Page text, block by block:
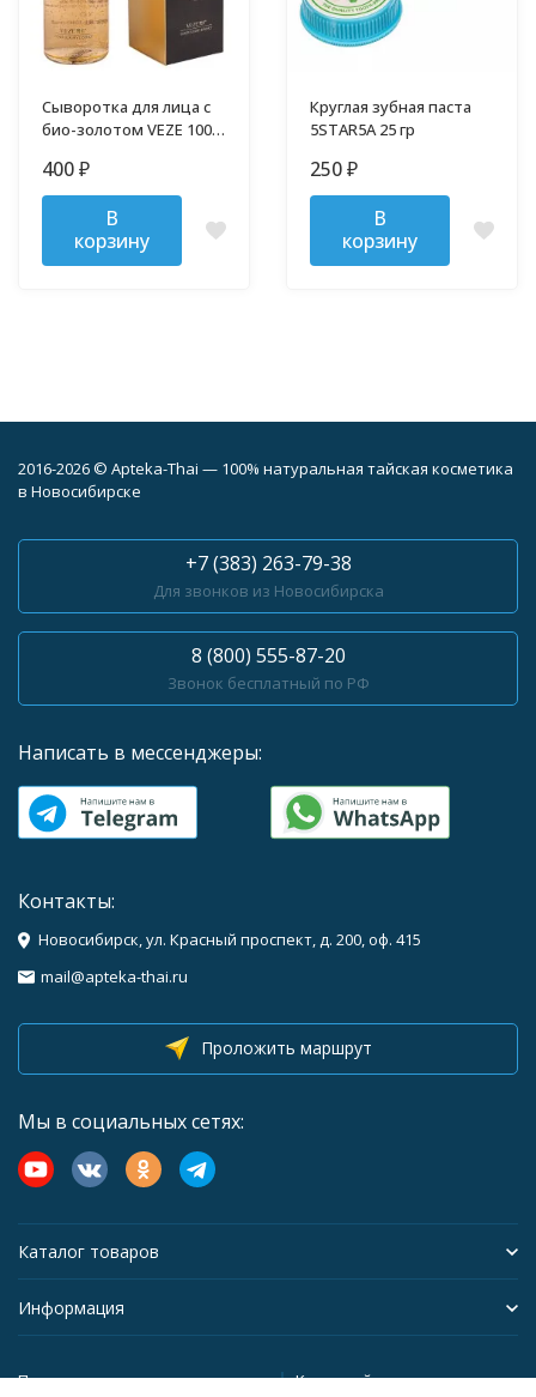
Сыворотка для лица с
био-золотом VEZE 100
400 ₽
В
корзину
Круглая зубная паста
5STAR5A 25 гр
250 ₽
В
корзину
2016-2026 © Apteka-Thai — 100% натуральная тайская косметика
в Новосибирске
+7 (383) 263-79-38
Для звонков из Новосибирска
8 (800) 555-87-20
Звонок бесплатный по РФ
Написать в мессенджеры:
Контакты:
Новосибирск, ул. Красный проспект, д. 200, оф. 415
mail@apteka-thai.ru
Проложить маршрут
Мы в социальных сетях:
Каталог товаров
Информация
Политика персональных данных Карта сайта